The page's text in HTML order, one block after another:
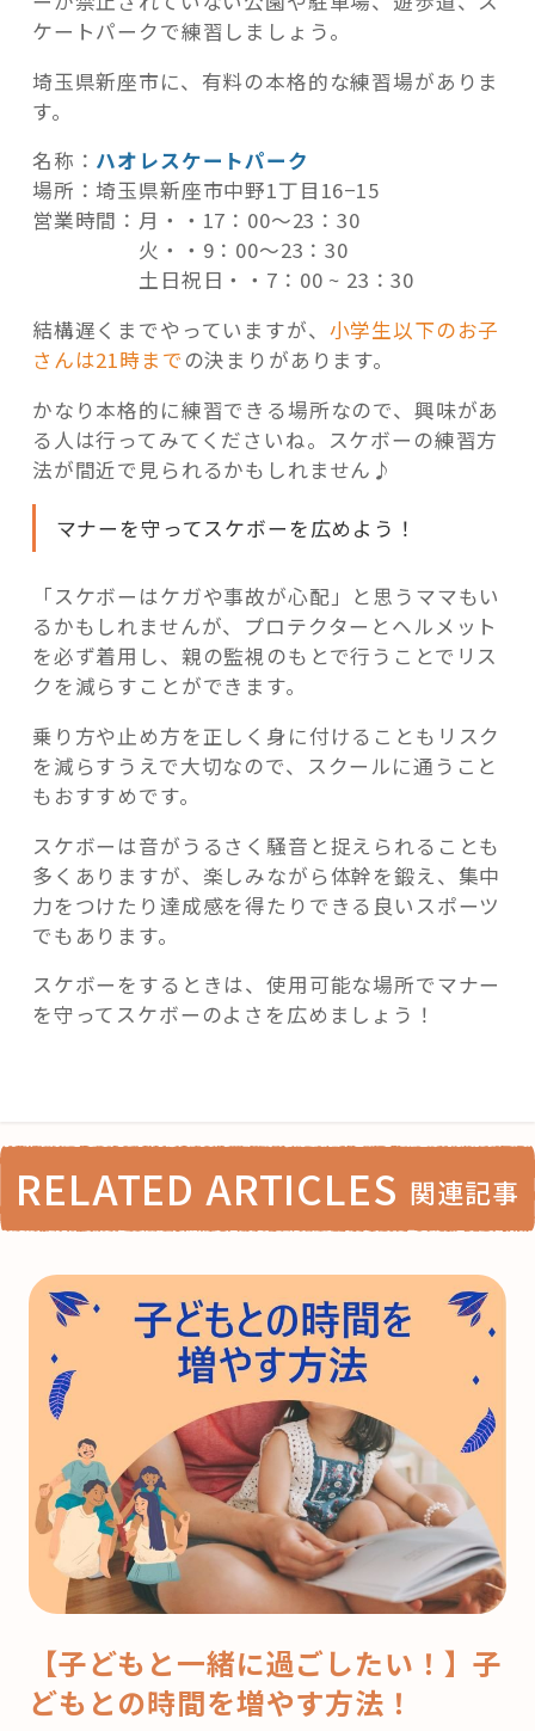
ケートパークで練習しましょう。
埼玉県新座市に、有料の本格的な練習場がありま
す。
名称： ハオレスケートパーク
場所：埼玉県新座市中野1丁目16−15
営業時間： 月・・17：00～23：30
火・・9：00～23：30
土日祝日・・7：00 ~ 23：30
結構遅くまでやっていますが、 小学生以下のお子
さんは21時までの決まりがあります。
かなり本格的に練習できる場所なので、興味があ
る人は行ってみてくださいね。スケボーの練習方
法が間近で見られるかもしれません♪
マナーを守ってスケボーを広めよう！
「スケボーはケガや事故が心配」と思うママもい
るかもしれませんが、プロテクターとヘルメット
を必ず着用し、親の監視のもとで行うことでリス
クを減らすことができます。
乗り方や止め方を正しく身に付けることもリスク
を減らすうえで大切なので、スクールに通うこと
もおすすめです。
スケボーは音がうるさく騒音と捉えられることも
多くありますが、楽しみながら体幹を鍛え、集中
力をつけたり達成感を得たりできる良いスポーツ
でもあります。
スケボーをするときは、使用可能な場所でマナー
を守ってスケボーのよさを広めましょう！
RELATED ARTICLES 関連記事
【子どもと一緒に過ごしたい！】子
どもとの時間を増やす方法！